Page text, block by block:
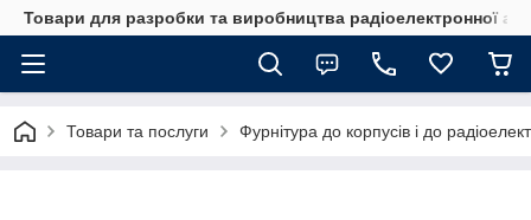
Товари для разробки та виробництва радіоелектронної
Товари та послуги Фурнітура до корпусів і до